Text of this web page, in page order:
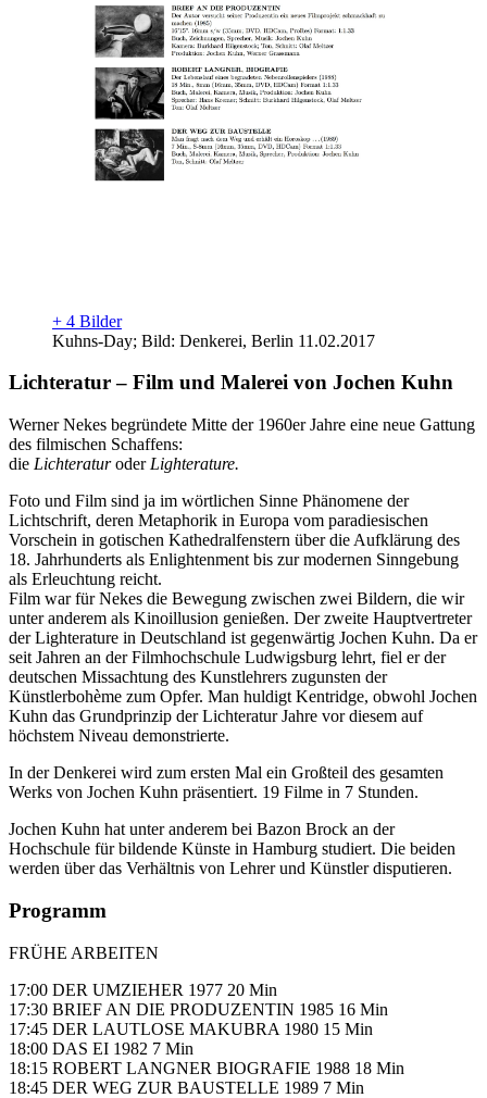
+ 4 Bilder
Kuhns-Day; Bild: Denkerei, Berlin 11.02.2017
Lichteratur – Film und Malerei von Jochen Kuhn
Werner Nekes begründete Mitte der 1960er Jahre eine neue Gattung
des filmischen Schaffens:
die Lichteraturoder Lighterature.
Foto und Film sind ja im wörtlichen Sinne Phänomene der
Lichtschrift, deren Metaphorik in Europa vom paradiesischen
Vorschein in gotischen Kathedralfenstern über die Aufklärung des
18. Jahrhunderts als Enlightenment bis zur modernen Sinngebung
als Erleuchtung reicht.
Film war für Nekes die Bewegung zwischen zwei Bildern, die wir
unter anderem als Kinoillusion genießen. Der zweite Hauptvertreter
der Lighterature in Deutschland ist gegenwärtig Jochen Kuhn. Da er
seit Jahren an der Filmhochschule Ludwigsburg lehrt, fiel er der
deutschen Missachtung des Kunstlehrers zugunsten der
Künstlerbohème zum Opfer. Man huldigt Kentridge, obwohl Jochen
Kuhn das Grundprinzip der Lichteratur Jahre vor diesem auf
höchstem Niveau demonstrierte.
In der Denkerei wird zum ersten Mal ein Großteil des gesamten
Werks von Jochen Kuhn präsentiert. 19 Filme in 7 Stunden.
Jochen Kuhn hat unter anderem bei Bazon Brock an der
Hochschule für bildende Künste in Hamburg studiert. Die beiden
werden über das Verhältnis von Lehrer und Künstler disputieren.
Programm
FRÜHE ARBEITEN
17:00 DER UMZIEHER 1977 20 Min
17:30 BRIEF AN DIE PRODUZENTIN 1985 16 Min
17:45 DER LAUTLOSE MAKUBRA 1980 15 Min
18:00 DAS EI 1982 7 Min
18:15 ROBERT LANGNER BIOGRAFIE 1988 18 Min
18:45 DER WEG ZUR BAUSTELLE 1989 7 Min